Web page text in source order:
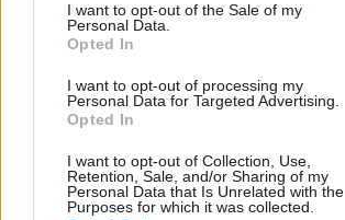
I want to opt-out of the Sale of my
Personal Data.
Opted In
I want to opt-out of processing my
Personal Data for Targeted Advertising.
Opted In
I want to opt-out of Collection, Use,
Retention, Sale, and/or Sharing of my
Personal Data that Is Unrelated with the
Purposes for which it was collected.